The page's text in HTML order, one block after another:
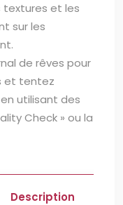
textures et les
sur les
de rêves pour
et tentez
utilisant des
Check » ou la
Description